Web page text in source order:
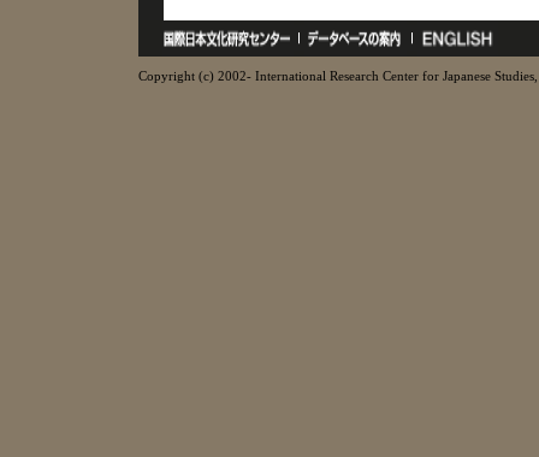
Copyright (c) 2002- International Research Center for Japanese